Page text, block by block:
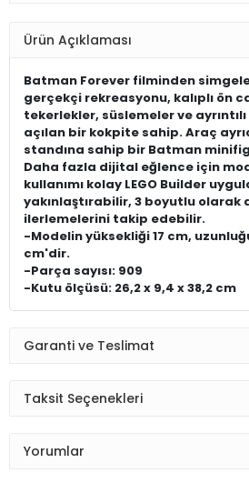
Ürün Açıklaması
Batman Forever filminden
gerçekçi rekreasyonu, kalıplı ön
tekerlekler, süslemeler ve ayrıntılı
açılan bir kokpite sahip. Araç
standına sahip bir Batman
Daha fazla dijital eğlence için
kullanımı kolay LEGO Builder
yakınlaştırabilir, 3 boyutlu olarak
ilerlemelerini takip edebilir.
-Modelin yüksekliği 17 cm,
cm'dir.
-Parça sayısı: 909
-Kutu ölçüsü: 26,2 x 9,4 x 38,2 cm
Garanti ve Teslimat
Taksit Seçenekleri
Yorumlar